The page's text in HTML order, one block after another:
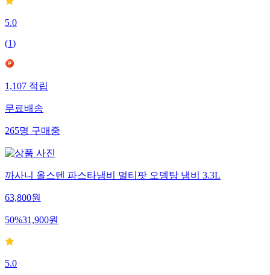
5.0
(1)
1,107적립
무료배송
265명구매중
까사니 올스텐 파스타냄비 멀티팟 오뎅탕 냄비 3.3L
63,800원
50%31,900원
5.0